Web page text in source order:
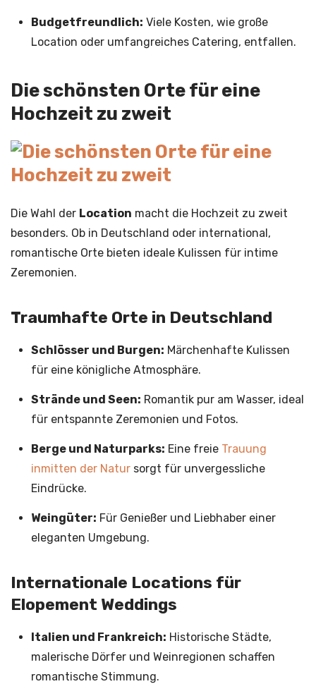
Budgetfreundlich: Viele Kosten, wie große
Location oder umfangreiches Catering, entfallen.
Die schönsten Orte für eine
Hochzeit zu zweit
Die Wahl der Location macht die Hochzeit zu zweit
besonders. Ob in Deutschland oder international,
romantische Orte bieten ideale Kulissen für intime
Zeremonien.
Traumhafte Orte in Deutschland
Schlösser und Burgen: Märchenhafte Kulissen
für eine königliche Atmosphäre.
Strände und Seen: Romantik pur am Wasser, ideal
für entspannte Zeremonien und Fotos.
Berge und Naturparks: Eine freie Trauung
inmitten der Natursorgt für unvergessliche
Eindrücke.
Weingüter: Für Genießer und Liebhaber einer
eleganten Umgebung.
Internationale Locations für
Elopement Weddings
Italien und Frankreich: Historische Städte,
malerische Dörfer und Weinregionen schaffen
romantische Stimmung.